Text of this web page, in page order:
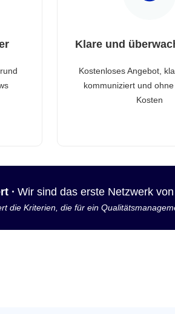
Klare und
Kostenloses Angebot,
kommuniziert und
Kosten
· Wir sind das erste Netzwerk
die Kriterien, die für ein